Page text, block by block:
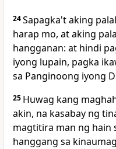
24Sapagka't aking
harap mo, at aking
hangganan: at hindi
iyong lupain, pagka
sa Panginoong iyong
25 Huwag kang
akin, na kasabay ng
magtitira man ng hain
hanggang sa